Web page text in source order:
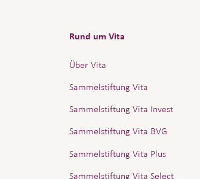
Rund um Vita
Über Vita
Sammelstiftung Vita
Sammelstiftung Vita Invest
Sammelstiftung Vita BVG
Sammelstiftung Vita Plus
Sammelstiftung Vita Select